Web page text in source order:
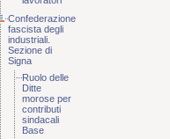
Confederazione
fascista degli
industriali.
Sezione di
Signa
Ruolo delle
Ditte
morose per
contributi
sindacali
Base